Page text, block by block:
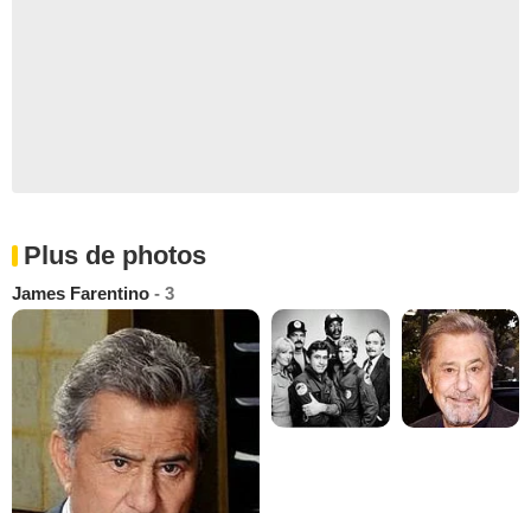
Plus de photos
James Farentino - 3